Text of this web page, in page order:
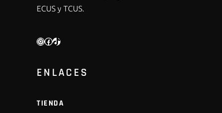
ECUS y TCUS.
INSTAGRAM
FACEBOOK
TIKTOK
ENLACES
TIENDA